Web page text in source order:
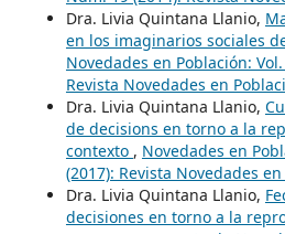
Dra. Livia Quintana Llanio,
en los imaginarios sociales
Novedades en Población:
Revista Novedades en
Dra. Livia Quintana Llanio,
de decisions en torno a la
contexto , Novedades en
(2017): Revista Novedades
Dra. Livia Quintana Llanio,
decisiones en torno a la